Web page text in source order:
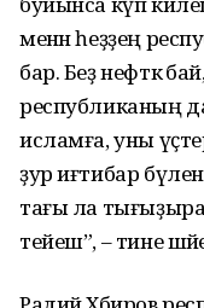
менән һеҙҙең
бар. Беҙ нефткә
республиканың
исламға, уны
ҙур иғтибар
тағы ла тығыҙыраҡ
тейеш”, – тине